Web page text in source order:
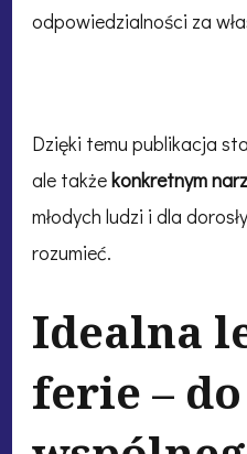
odpowiedzialności za
Dzięki temu publikacja
ale takżekonkretnym
młodych ludzi i dla
rozumieć.
Idealna
ferie – do